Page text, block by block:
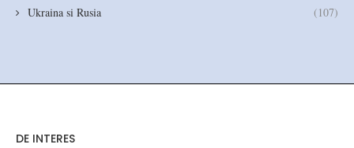
Ukraina si Rusia (107)
DE INTERES